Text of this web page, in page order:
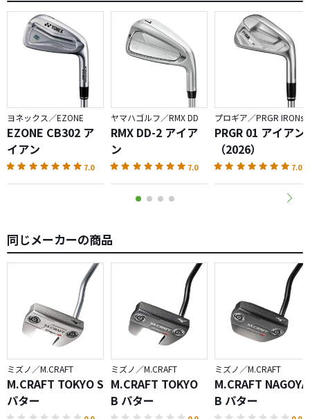
と思わざるを得ませんでした。
ヨネックス／EZONE
EZONE CB302 ア
イアン
7.0
ヤマハゴルフ／RMX DD
RMX DD-2 アイア
ン
7.0
プロギア／PRGR IRONs
PRGR 01 アイアン
（2026）
7.0
同じメーカーの商品
ミズノ／M.CRAFT
M.CRAFT TOKYO S
パター
ミズノ／M.CRAFT
M.CRAFT TOKYO
B パター
ミズノ／M.CRAFT
M.CRAFT NAGOYA
B パター